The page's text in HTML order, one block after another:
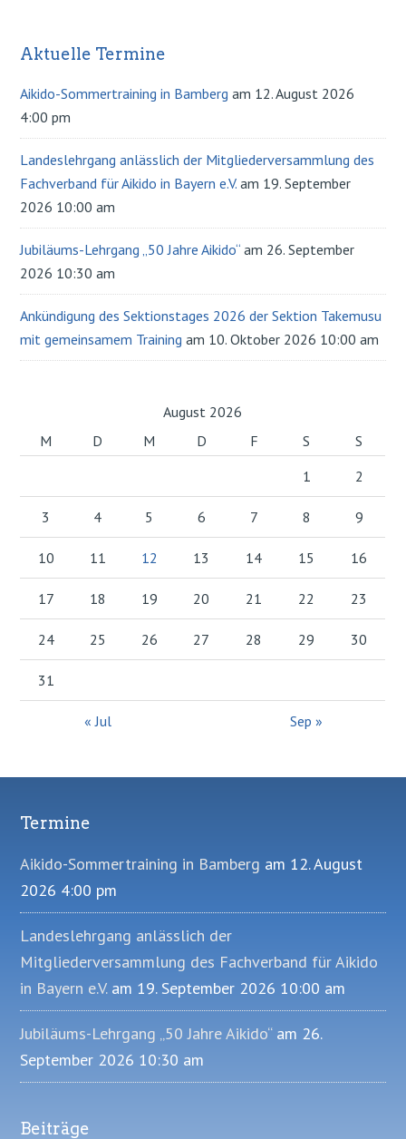
Primary
Sidebar
Aktuelle Termine
Aikido-Sommertraining in Bamberg am 12. August 2026
4:00 pm
Landeslehrgang anlässlich der Mitgliederversammlung des
Fachverband für Aikido in Bayern e.V. am 19. September
2026 10:00 am
Jubiläums-Lehrgang „50 Jahre Aikido“ am 26. September
2026 10:30 am
Ankündigung des Sektionstages 2026 der Sektion Takemusu
mit gemeinsamem Training am 10. Oktober 2026 10:00 am
August 2026
M
D M D F S
S
1
2
3 4 5 6 7 8 9
10 11 12 13 14 15 16
17 18 19 20 21 22 23
24 25 26 27 28 29 30
31
« Jul Sep »
Footer
Termine
Aikido-Sommertraining in Bamberg am 12. August
2026 4:00 pm
Landeslehrgang anlässlich der
Mitgliederversammlung des Fachverband für Aikido
in Bayern e.V.am 19. September 2026 10:00 am
Jubiläums-Lehrgang „50 Jahre Aikido“am 26.
September 2026 10:30 am
Beiträge